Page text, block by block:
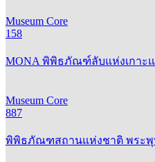
Museum Core
158
MONA พิพิธภัณฑ์ลับแห่งเกาะ
Museum Core
887
พิพิธภัณฑสถานแห่งชาติ พระ